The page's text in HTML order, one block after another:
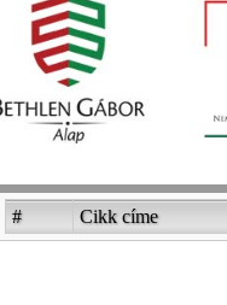
# Cikk címe